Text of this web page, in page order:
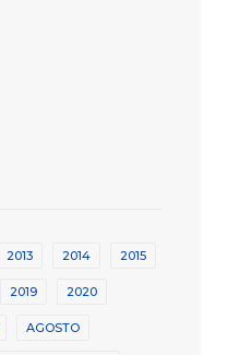
2013 2014 2015
2019 2020
AGOSTO